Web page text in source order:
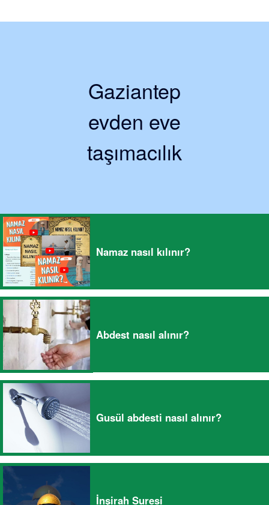
Gaziantep
evden eve
taşımacılık
Namaz nasıl kılınır?
Abdest nasıl alınır?
Gusül abdesti nasıl alınır?
İnşirah Suresi